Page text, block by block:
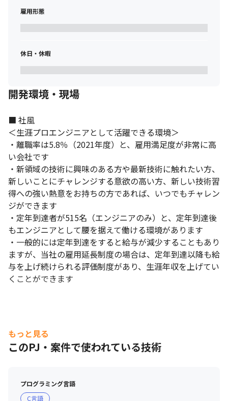
雇用形態
休日・休暇
開発環境・現場
■ 社風
＜生涯プロエンジニアとして活躍できる環境＞
・離職率は5.8％（2021年度）と、雇用満足度が非常に高
い会社です
・新領域の技術に興味のある方や最新技術に触れたい方、
新しいことにチャレンジする意欲の高い方、新しい技術習
得への強い熱意をお持ちの方であれば、いつでもチャレン
ジができます
・定年到達者が515名（エンジニアのみ）と、定年到達後
もエンジニアとして腰を据えて働ける環境があります
・一般的には定年到達をすると給与が減少することもあり
ますが、当社の雇用延長制度の場合は、定年到達以降も給
与を上げ続けられる評価制度があり、生涯年収を上げてい
くことができます
もっと見る
このPJ・案件で使われている技術
プログラミング言語
C言語